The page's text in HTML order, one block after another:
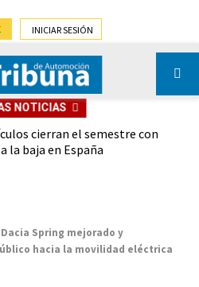
INICIAR SESIÓN
NOTICIAS
cierran el semestre con
la baja en España
Spring mejorado y
hacia la movilidad eléctrica